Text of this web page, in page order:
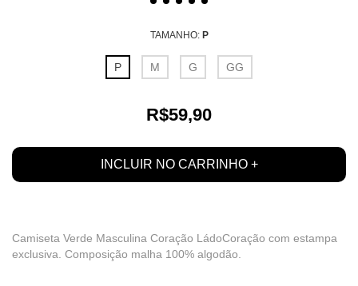
TAMANHO: P
P M G GG
R$59,90
Camiseta Verde Masculina Coração LádoCoração com estampa
exclusiva. Composição malha 100% algodão.